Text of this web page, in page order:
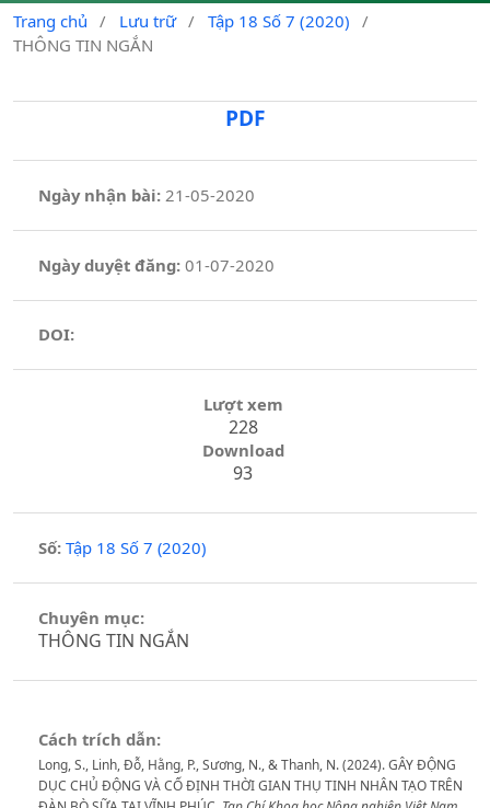
Trang chủ / Lưu trữ / Tập 18 Số 7 (2020)
/
THÔNG TIN NGẮN
PDF
Ngày nhận bài: 21-05-2020
Ngày duyệt đăng:01-07-2020
DOI:
Lượt xem
228
Download
93
Số: Tập 18 Số 7 (2020)
Chuyên mục:
THÔNG TIN NGẮN
Cách trích dẫn:
Long, S., Linh, Đỗ, Hằng, P., Sương, N., & Thanh, N. (2024). GÂY ĐỘNG
DỤC CHỦ ĐỘNG VÀ CỐ ĐỊNH THỜI GIAN THỤ TINH NHÂN TẠO TRÊN